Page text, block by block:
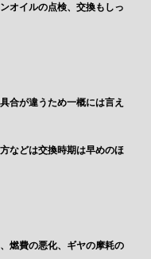
オイルの点検、交換もしっ
合が違うため一概には言え
などは交換時期は早めのほ
燃費の悪化、ギヤの摩耗の